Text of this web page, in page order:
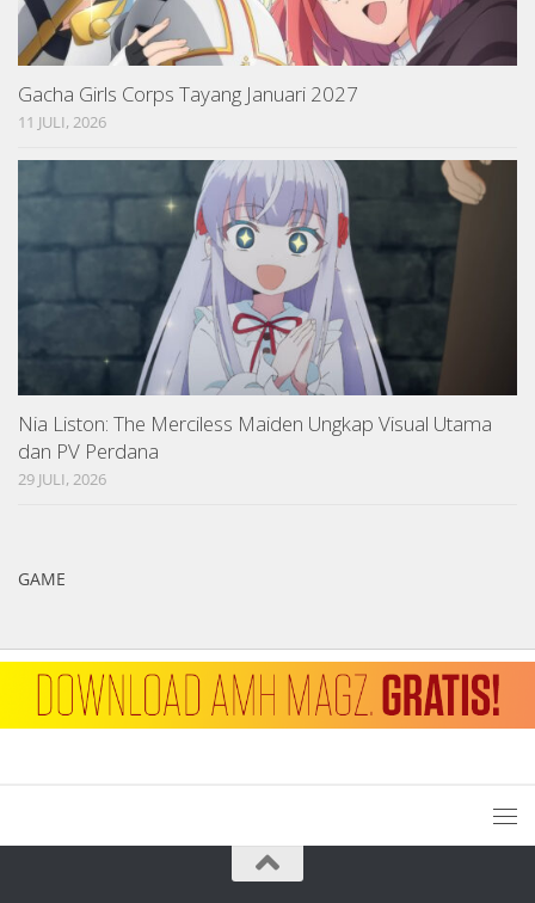
Gacha Girls Corps Tayang Januari 2027
11 JULI, 2026
Nia Liston: The Merciless Maiden Ungkap Visual Utama
dan PV Perdana
29 JULI, 2026
GAME